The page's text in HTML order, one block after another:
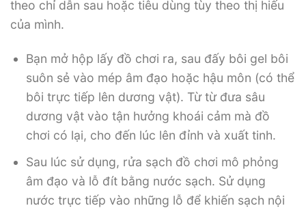
theo chỉ dẫn sau hoặc tiêu dùng tùy theo thị hiếu
của mình.
Bạn mở hộp lấy đồ chơi ra, sau đấy bôi gel bôi
suôn sẻ vào mép âm đạo hoặc hậu môn (có thể
bôi trực tiếp lên dương vật). Từ từ đưa sâu
dương vật vào tận hưởng khoái cảm mà đồ
chơi có lại, cho đến lúc lên đỉnh và xuất tinh.
Sau lúc sử dụng, rửa sạch đồ chơi mô phỏng
âm đạo và lỗ đít bằng nước sạch. Sử dụng
nước trực tiếp vào những lỗ để khiến sạch nội